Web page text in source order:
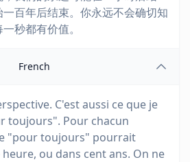
百年后结束。你永远不会确切知
秒都有价值。
French
C'est aussi ce que je
toujours". Pour chacun
"pour toujours" pourrait
ou dans cent ans. On ne